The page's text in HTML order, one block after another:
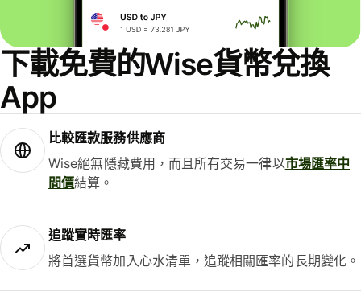
下載免費的Wise貨幣兌換
App
比較匯款服務供應商
Wise絕無隱藏費用，而且所有交易一律以市場匯率中
間價結算。
追蹤實時匯率
將首選貨幣加入心水清單，追蹤相關匯率的長期變化。